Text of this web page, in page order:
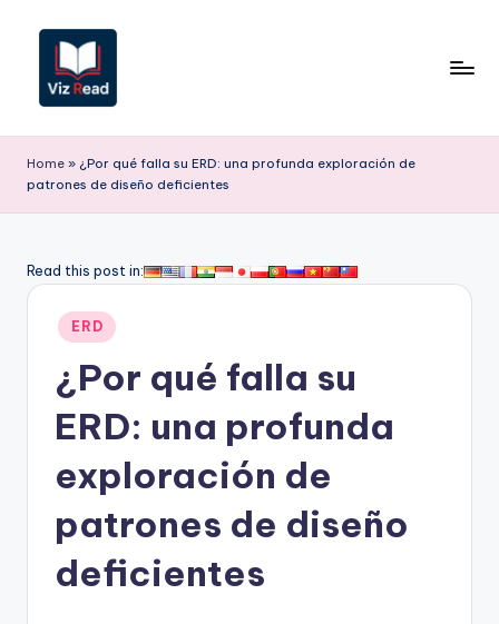
contenido
iz
R
a
Home » ¿Por qué falla su ERD: una profunda exploración de
patrones de diseño deficientes
Read this post in:
Publicado
en
ERD
¿Por qué falla su
ERD: una profunda
exploración de
patrones de diseño
deficientes